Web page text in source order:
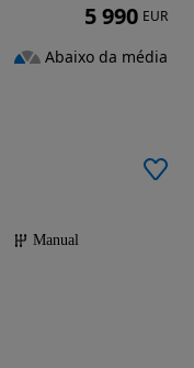
Manual
5 990 EUR
Abaixo da média